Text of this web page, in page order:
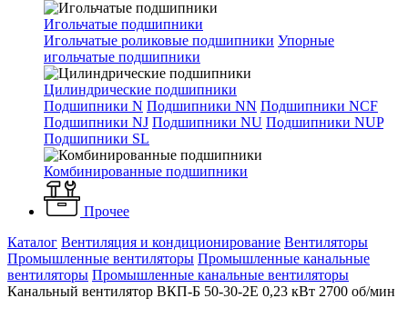
Игольчатые подшипники
Игольчатые роликовые подшипники Упорные
игольчатые подшипники
Цилиндрические подшипники
Подшипники N Подшипники NN Подшипники NCF
Подшипники NJ Подшипники NU Подшипники NUP
Подшипники SL
Комбинированные подшипники
Прочее
Каталог Вентиляция и кондиционирование Вентиляторы
Промышленные вентиляторы Промышленные канальные
вентиляторы Промышленные канальные вентиляторы
Канальный вентилятор ВКП-Б 50-30-2Е 0,23 кВт 2700 об/мин